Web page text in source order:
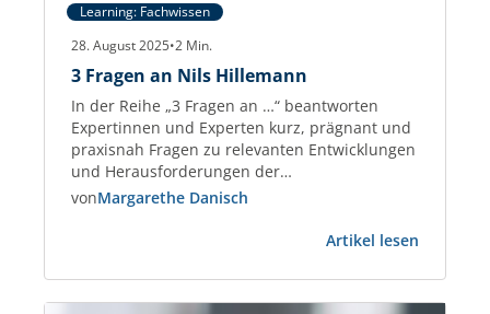
Learning: Fachwissen
28. August 2025•2 Min.
3 Fragen an Nils Hillemann
In der Reihe „3 Fragen an …“ beantworten
Expertinnen und Experten kurz, prägnant und
praxisnah Fragen zu relevanten Entwicklungen
und Herausforderungen der
Gewerbeimmobilien-Branche. Nils Hillemann
über 10 Jahren in der Immobilienbranche tätig.
Communication Services GmbH als Leiter
Corporate Real Estate/Head of Corporate…
vonMargarethe Danisch
Artikel lesen
Fragen
an